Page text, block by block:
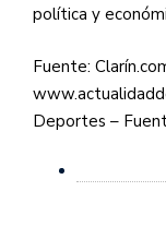
política y
Fuente:
Deportes –